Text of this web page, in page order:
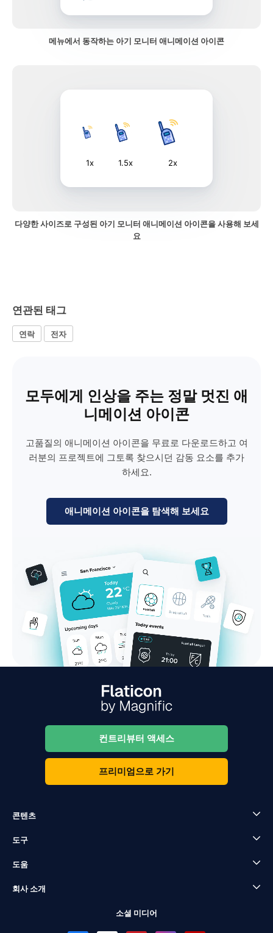
메뉴에서 동작하는 아기 모니터 애니메이션 아이콘
1x 1.5x 2x
다양한 사이즈로 구성된 아기 모니터 애니메이션 아이콘을 사용해 보세
요
연관된 태그
연락 전자
모두에게 인상을 주는 정말 멋진 애
니메이션 아이콘
고품질의 애니메이션 아이콘을 무료로 다운로드하고 여
러분의 프로젝트에 그토록 찾으시던 감동 요소를 추가
하세요.
애니메이션 아이콘을 탐색해 보세요
컨트리뷰터 액세스
프리미엄으로 가기
콘텐츠
도구
도움
회사 소개
소셜 미디어